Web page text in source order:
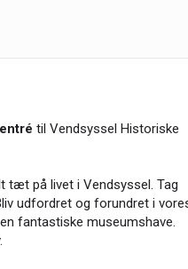
til Vendsyssel Historiske
tæt på livet i Vendsyssel. Tag
udfordret og forundret i
fantastiske museumshave.